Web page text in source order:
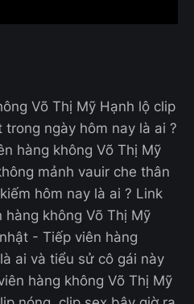
Võ Thị Mỹ Hạnh lộ clip
ngày hôm nay là ai ?
hàng không Võ Thị Mỹ
mảnh vauir che thân
hôm nay là ai ? Link
không Võ Thị Mỹ
- Tiếp viên hàng
ai và tiểu sử cô gái này
hàng không Võ Thị Mỹ